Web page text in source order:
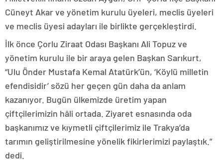
Cüneyt Akar ve yönetim kurulu üyeleri, meclis üyeleri
ve meclis üyesi adayları ile birlikte gerçekleştirdi.
İlk önce Çorlu Ziraat Odası Başkanı Ali Topuz ve
yönetim kurulu ile bir araya gelen Başkan Sarıkurt,
“Ulu Önder Mustafa Kemal Atatürk’ün, ‘Köylü milletin
efendisidir’ sözü her geçen gün daha da anlam
kazanıyor. Bugün ülkemizde üretim yapan
çiftçilerimizin hâli ortada. Ziyaret esnasında oda
başkanımız ve kıymetli çiftçilerimiz ile Trakya’da
tarımın geliştirilmesine yönelik fikirlerimizi paylaştık.”
dedi.